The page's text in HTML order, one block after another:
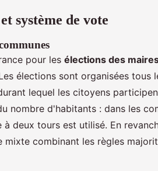
système de vote
pour les élections des
élections sont organisées tous
lequel les citoyens
nombre d'habitants : dans les
deux tours est utilisé. En
mixte combinant les règles